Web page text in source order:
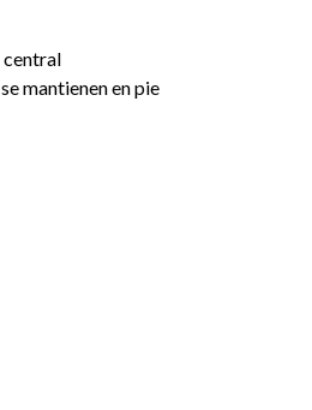
central
mantienen en pie